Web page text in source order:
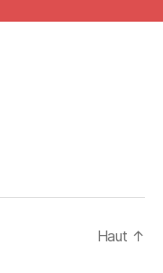
Haut ↑